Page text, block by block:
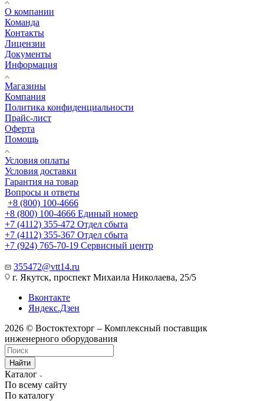
О компании
Команда
Контакты
Лицензии
Документы
Информация
Магазины
Компания
Политика конфиденциальности
Прайс-лист
Оферта
Помощь
Условия оплаты
Условия доставки
Гарантия на товар
Вопросы и ответы
+8 (800) 100-4666
+8 (800) 100-4666 Единый номер
+7 (4112) 355-472 Отдел сбыта
+7 (4112) 355-367 Отдел сбыта
+7 (924) 765-70-19 Сервисный центр
355472@vtt14.ru
г. Якутск, проспект Михаила Николаева, 25/5
Вконтакте
Яндекс.Дзен
2026 © Востоктехторг – Комплексный поставщик
инженерного оборудования
Найти
Каталог
По всему сайту
По каталогу